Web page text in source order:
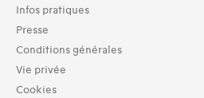
Infos pratiques
Presse
Conditions générales
Vie privée
Cookies